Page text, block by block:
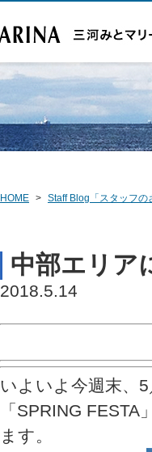
HOME > Staff Blog「スタッフの
中部エリア
2018.5.14
いよいよ今週末、
「SPRING
ます。